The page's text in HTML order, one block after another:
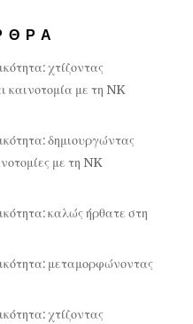
χτίζοντας
καινοτομία με τη NK
δημιουργώντας
με τη NK
καλώς ήρθατε στη
μεταμορφώνοντας
χτίζοντας